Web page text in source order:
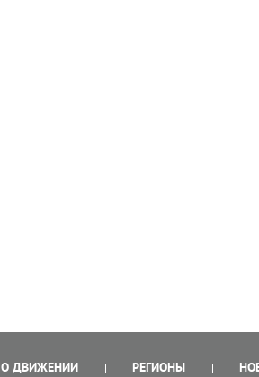
О ДВИЖЕНИИ РЕГИОНЫ